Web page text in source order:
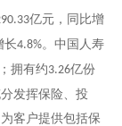
亿元，同比增
长4.8%。中国人寿
拥有约3.26亿份
发挥保险、投
客户提供包括保